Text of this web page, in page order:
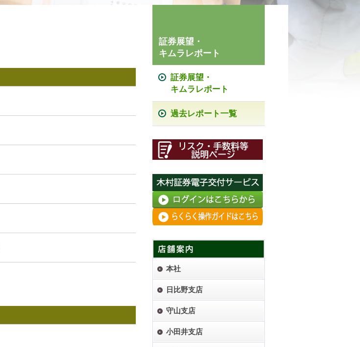
証券展望・
キムラレポート
証券展望・
キムラレポート
過去レポート一覧
本社
日比野支店
守山支店
小田井支店